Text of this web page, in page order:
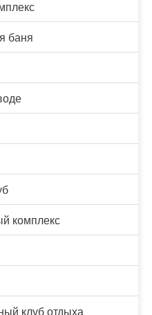
баня
комплекс
клуб отдыха